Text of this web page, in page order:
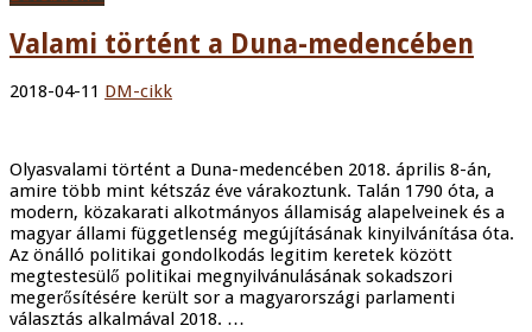
Valami történt a Duna-medencében
2018-04-11 DM-cikk
Olyasvalami történt a Duna-medencében 2018. április 8-án,
amire több mint kétszáz éve várakoztunk. Talán 1790 óta, a
modern, közakarati alkotmányos államiság alapelveinek és a
magyar állami függetlenség megújításának kinyilvánítása óta.
Az önálló politikai gondolkodás legitim keretek között
megtestesülő politikai megnyilvánulásának sokadszori
megerősítésére került sor a magyarországi parlamenti
választás alkalmával 2018. …